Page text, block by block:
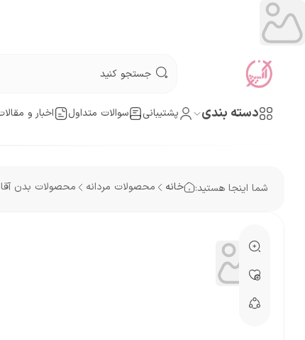
دسته بندی پشتیبانی سوالات متداول اخبار و
شما اینجا هستید: خانه محصولات مردانه محصولات بدن